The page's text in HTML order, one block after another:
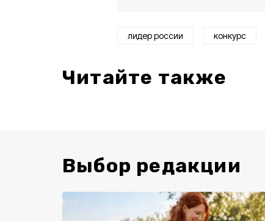
лидер россии конкурс
Читайте также
Выбор редакции